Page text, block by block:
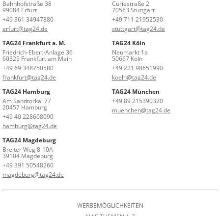
Bahnhofstraße 38
99084 Erfurt
+49 361 34947880
erfurt@tag24.de
Curiestraße 2
70563 Stuttgart
+49 711 21952530
stuttgart@tag24.de
TAG24 Frankfurt a. M.
Friedrich-Ebert-Anlage 36
60325 Frankfurt am Main
+49 69 348750580
frankfurt@tag24.de
TAG24 Köln
Neumarkt 1a
50667 Köln
+49 221 98651990
koeln@tag24.de
TAG24 Hamburg
Am Sandtorkai 77
20457 Hamburg
+49 40 228608090
hamburg@tag24.de
TAG24 München
+49 89 215390320
muenchen@tag24.de
TAG24 Magdeburg
Breiter Weg 8-10A
39104 Magdeburg
+49 391 50548260
magdeburg@tag24.de
WERBEMÖGLICHKEITEN